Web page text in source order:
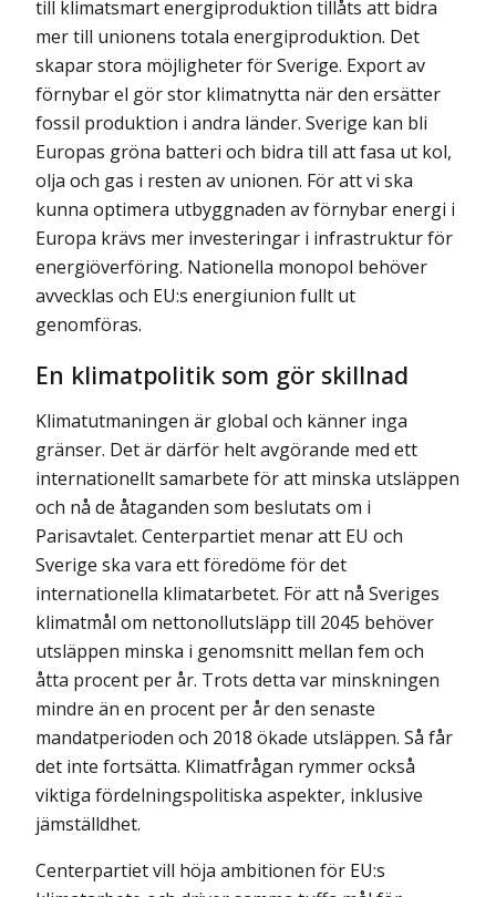
till klimatsmart energiproduk­tion tillåts att bidra
mer till unionens totala energiproduktion. Det
skapar stora möjlig­heter för Sverige. Export av
förnybar el gör stor klimatnytta när den ersätter
fossil produktion i andra länder. Sverige kan bli
Europas gröna batteri och bidra till att fasa ut kol,
olja och gas i resten av unionen. För att vi ska
kunna optimera utbyggnaden av förnybar energi i
Europa krävs mer investeringar i infrastruktur för
energiöverföring. Nationella monopol behöver
avvecklas och EU:s energiunion fullt ut
genomföras.
En klimatpolitik som gör skillnad
Klimatutmaningen är global och känner inga
gränser. Det är därför helt avgörande med ett
internationellt samarbete för att minska utsläppen
och nå de åtaganden som beslutats om i
Parisavtalet. Centerpartiet menar att EU och
Sverige ska vara ett föredöme för det
internationella klimatarbetet. För att nå Sveriges
klimatmål om nettonollutsläpp till 2045 behöver
utsläppen minska i genomsnitt mellan fem och
åtta procent per år. Trots detta var minskningen
mindre än en procent per år den senaste
mandatperioden och 2018 ökade utsläppen. Så får
det inte fortsätta. Klimatfrågan rymmer också
viktiga fördelningspolitiska aspekter, inklusive
jämställdhet.
Centerpartiet vill höja ambitionen för EU:s